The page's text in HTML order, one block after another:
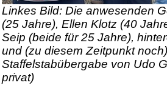
Linkes Bild: Die anwesenden
(25 Jahre), Ellen Klotz (40
Seip (beide für 25 Jahre),
und (zu diesem Zeitpunkt
Staffelstabübergabe von Udo
privat)